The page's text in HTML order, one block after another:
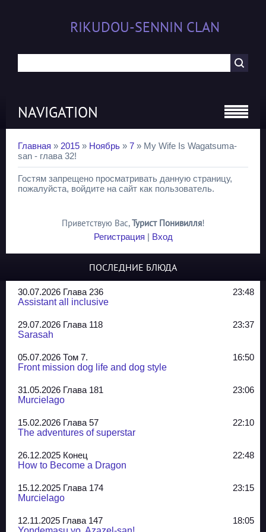
RIKUDOU-SENNIN CLAN
NAVIGATION
Главная » 2015 » Ноябрь » 7 » My Wife Is Wagatsuma-
san - глава 32!
Гостям запрещено просматривать данную страницу,
пожалуйста, войдите на сайт как пользователь.
Приветствую Вас,Турист Понивилля!
Регистрация | Вход
ПОСЛЕДНИЕ БЛЮДА
30.07.2026 Глава 236
23:48
Assistant all inclusive
29.07.2026 Глава 118
23:37
Sarasah
05.07.2026 Том 7.
16:50
Front mission dog life and dog style
31.05.2026 Глава 181
23:06
Murcielago
15.02.2026 Глава 57
22:10
The adventures of superstar
26.12.2025 Конец
22:48
How to Become a Dragon
15.12.2025 Глава 174
23:15
Murcielago
12.11.2025 Глава 147
18:05